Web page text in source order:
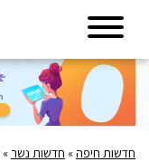
חדשות חיפה» חדשות נשר»